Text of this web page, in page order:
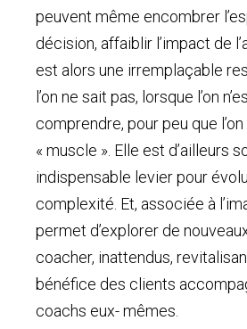
peuvent même encombrer
décision, affaiblir l’impact de
est alors une irremplaçable
l’on ne sait pas, lorsque l’on
comprendre, pour peu que
« muscle ». Elle est d’ailleurs
indispensable levier pour
complexité. Et, associée à
permet d’explorer de
coacher, inattendus,
bénéfice des clients
coachs eux- mêmes.